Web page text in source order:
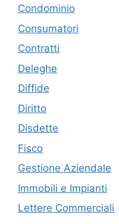
Condominio
Consumatori
Contratti
Deleghe
Diffide
Diritto
Disdette
Fisco
Gestione Aziendale
Immobili e Impianti
Lettere Commerciali